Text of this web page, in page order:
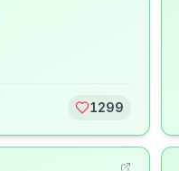
1299